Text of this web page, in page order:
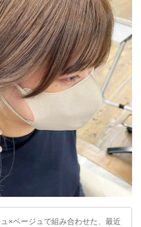
×ベージュで組み合わせた、最近